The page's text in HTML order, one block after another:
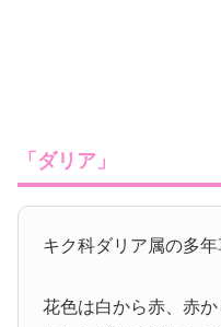
「ダリア」
キク科ダリア属の多年
花色は白から赤、赤